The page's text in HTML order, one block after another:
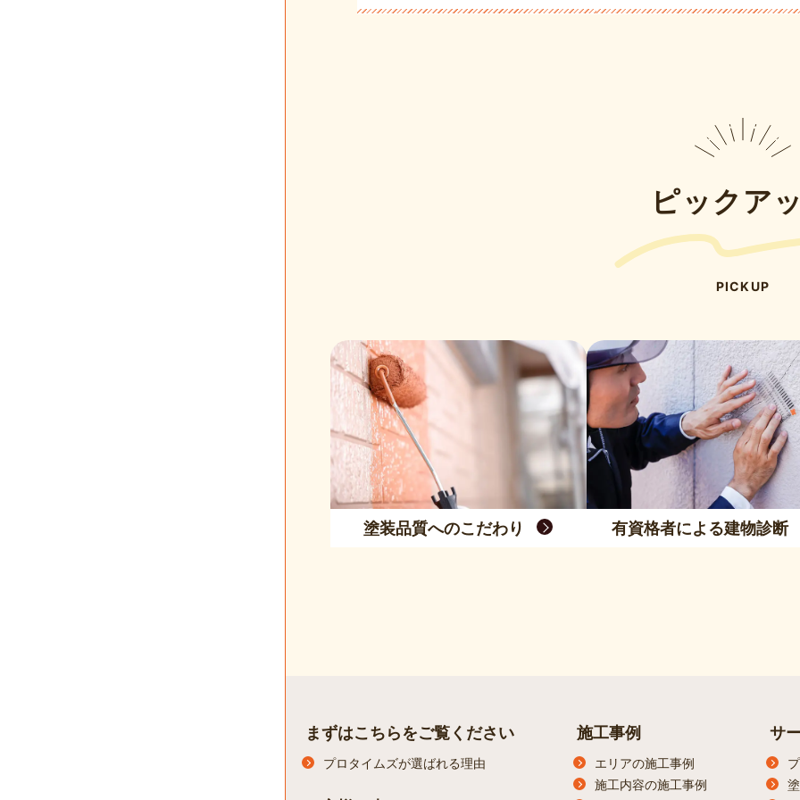
ピックア
PICKUP
塗装品質へのこだわり 有資格者による建物診断
まずはこちらをご覧ください
プロタイムズが選ばれる理由
施工事例
エリアの施工事例
施工内容の施工事例
サ